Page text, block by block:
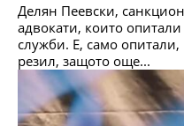
Делян Пеевски,
адвокати, които
служби. Е, само
резил, защото още...